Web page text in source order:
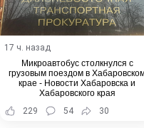
17 ч. назад
Микроавтобус столкнулся с
грузовым поездом в
крае - Новости Хабаровска и
Хабаровского края
229
54 30